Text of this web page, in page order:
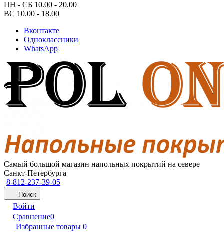
ПН - СБ 10.00 - 20.00
ВС 10.00 - 18.00
Вконтакте
Одноклассники
WhatsApp
Самый большой магазин напольных покрытий на севере
Санкт-Петербурга
8-812-237-39-05
Поиск
Войти
Сравнение0
Избранные товары 0